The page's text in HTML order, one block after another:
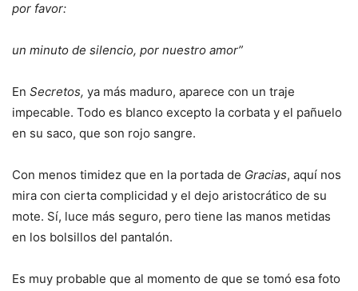
por favor:
un minuto de silencio, por nuestro amor”
En Secretos, ya más maduro, aparece con un traje
impecable. Todo es blanco excepto la corbata y el pañuelo
en su saco, que son rojo sangre.
Con menos timidez que en la portada de Gracias, aquí nos
mira con cierta complicidad y el dejo aristocrático de su
mote. Sí, luce más seguro, pero tiene las manos metidas
en los bolsillos del pantalón.
Es muy probable que al momento de que se tomó esa foto